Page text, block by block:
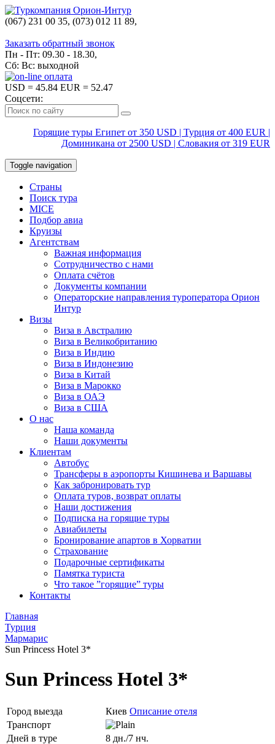
(067) 231 00 35, (073) 012 11 89,
Заказать обратный звонок
Пн - Пт: 09.30 - 18.30,
Сб: Вс: выходной
USD = 45.84 EUR = 52.47
Соцсети:
Горящие туры Египет от 350 USD | Турция от 400 EUR |
Доминикана от 2500 USD | Словакия от 319 EUR
Toggle navigation
Страны
Поиск тура
MICE
Подбор авиа
Круизы
Агентствам
Важная информация
Сотрудничество с нами
Оплата счётов
Документы компании
Операторские направления туроператора Орион
Интур
Визы
Виза в Австралию
Виза в Великобританию
Виза в Индию
Виза в Индонезию
Виза в Китай
Виза в Марокко
Виза в ОАЭ
Виза в США
О нас
Наша команда
Наши документы
Клиентам
Автобус
Трансферы в аэропорты Кишинева и Варшавы
Как забронировать тур
Оплата туров, возврат оплаты
Наши достижения
Подписка на горящие туры
Авиабилеты
Бронирование апартов в Хорватии
Страхование
Подарочные сертификаты
Памятка туриста
Что такое ”горящие” туры
Контакты
Главная
Турция
Мармарис
Sun Princess Hotel 3*
Sun Princess Hotel 3*
Город выезда Киев Описание отеля
Транспорт
Дней в туре
8 дн./7 нч.